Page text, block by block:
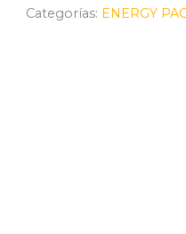
cantidad
Categorías: ENERGY